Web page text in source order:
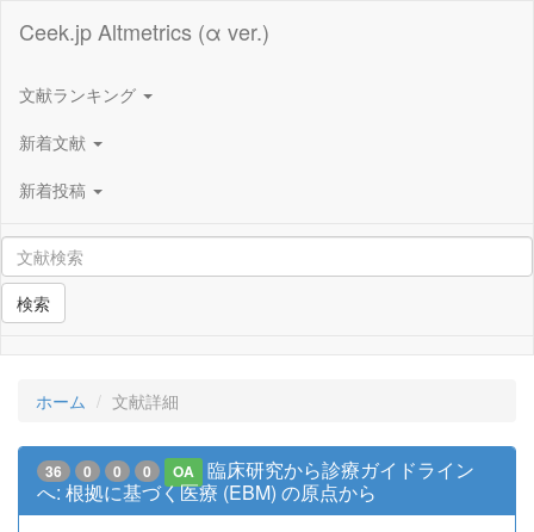
Ceek.jp Altmetrics (α ver.)
文献ランキング
新着文献
新着投稿
検索
ホーム 文献詳細
36 0 0 0 OA
臨床研究から診療ガイドライン
へ: 根拠に基づく医療 (EBM) の原点から